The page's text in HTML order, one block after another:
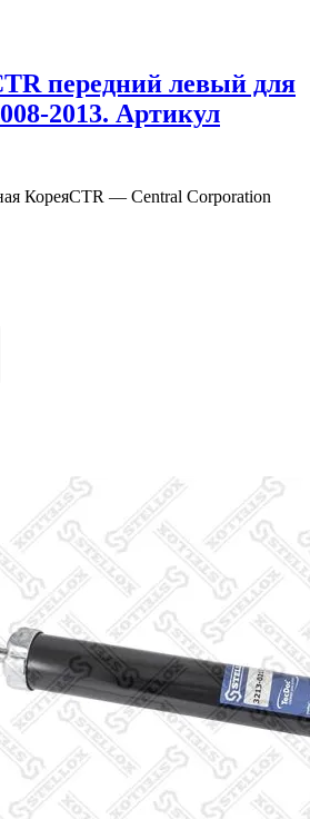
передний левый для
2013. Артикул
КореяCTR — Central Corporation